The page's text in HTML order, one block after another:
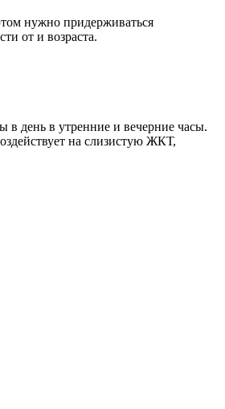
нужно придерживаться
от и возраста.
в день в утренние и вечерние часы.
на слизистую ЖКТ,